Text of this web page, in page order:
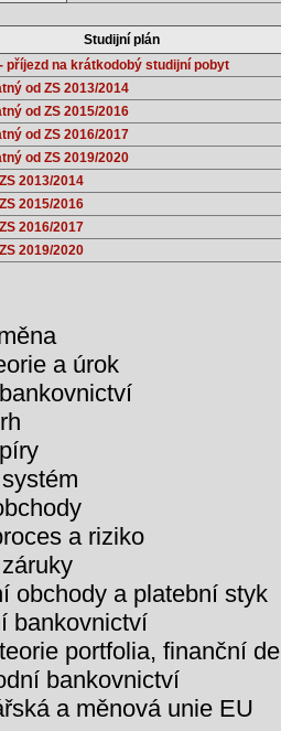
Studijní plán
příjezd na krátkodobý studijní pobyt
od ZS 2013/2014
od ZS 2015/2016
od ZS 2016/2017
od ZS 2019/2020
2013/2014
2015/2016
2016/2017
2019/2020
a úrok
a riziko
obchody a platební styk
bankovnictví
portfolia, finanční
bankovnictví
a měnová unie EU